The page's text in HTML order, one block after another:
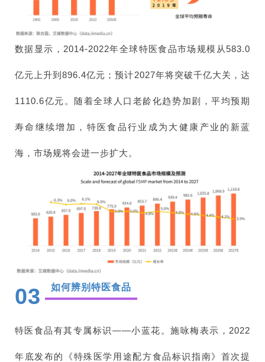
数据显示，2014-2022年全球特医食品市场规模从583.0
亿元上升到896.4亿元；预计2027年将突破千亿大关，达
1110.6亿元。随着全球人口老龄化趋势加剧，平均预期
寿命继续增加，特医食品行业成为大健康产业的新蓝
海，市场规将会进一步扩大。
03 如何辨别特医食品
特医食品有其专属标识——小蓝花。施咏梅表示，2022
年底发布的《特殊医学用途配方食品标识指南》首次提